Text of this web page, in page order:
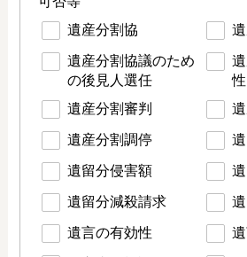
遺産分割協
遺産分割協議のため
の後見人選任
性
遺産分割審判
遺産分割調停
遺留分侵害額
遺留分減殺請求
遺言の有効性